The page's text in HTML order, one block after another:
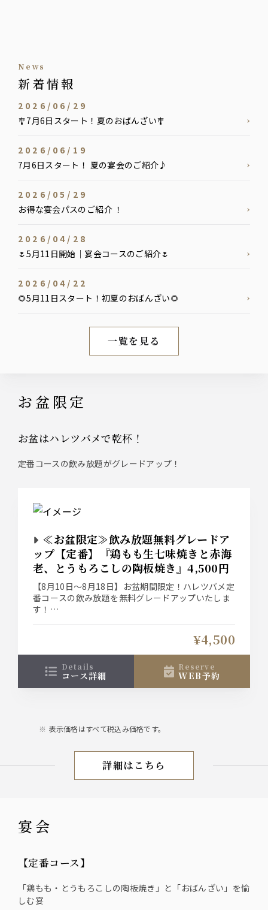
news
新着情報
新着情報
一覧を見る
2026/06/29
🎐7月6日スタート！夏のおばんざい🎐
2026/06/19
7月6日スタート！ 夏の宴会のご紹介♪
2026/05/29
お得な宴会パスのご紹介 ！
2026/04/28
🌷5月11日開始｜宴会コースのご紹介🌷
2026/04/22
🌻5月11日スタート！初夏のおばんざい🌻
お盆限定
お盆はハレツバメで乾杯！
定番コースの飲み放題がグレードアップ！
≪お盆限定≫飲み放題無料グレードア
ップ【定番】『鶏もも生七味焼きと赤海
老、とうもろこしの陶板焼き』4,500円
【8月10日～8月18日】お盆期間限定！ハレツバメ定
番コースの飲み放題を無料グレードアップいたしま
す！
も生七味焼きと赤海老、とうもろこしの陶板焼
き』、〆の『せいろ蕎麦』が付いた『料理11品』の
2時間飲み放題付き宴会コース！
¥4,500
details
コース詳細
reserve
WEB予約
表示価格はすべて税込み価格です。
お盆限定
詳細はこちら
宴会
【定番コース】
「鶏もも・とうもろこしの陶板焼き」と「おばんざい」を愉
しむ宴